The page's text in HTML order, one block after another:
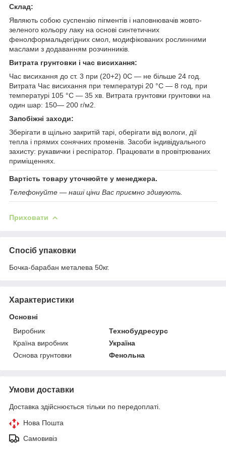
Склад:
Являють собою суспензію пігментів і наповнювачів жовто-
зеленого кольору лаку на основі синтетичних
фенолформальдегідних смол, модифікованих рослинними
маслами з додаванням розчинників.
Витрата грунтовки і час висихання:
Час висихання до ст. 3 при (20+2) 0С — не більше 24 год.
Витрата Час висихання при температурі 20 °С — 8 год, при
температурі 105 °С — 35 хв. Витрата грунтовки грунтовки на
один шар: 150— 200 г/м2.
Запобіжні заходи:
Зберігати в щільно закритій тарі, оберігати від вологи, дії
тепла і прямих сонячних променів. Засоби індивідуального
захисту: рукавички і респіратор. Працювати в провітрюваних
приміщеннях.
Вартість товару уточнюйте у менеджера.
Телефонуйте — наші ціни Вас приємно здивують.
Приховати
Спосіб упаковки
Бочка-барабан металева 50кг.
Характеристики
Основні
Виробник
Технобудресурс
Країна виробник
Україна
Основа грунтовки
Фенольна
Умови доставки
Доставка здійснюється тільки по передоплаті.
Нова Пошта
Самовивіз